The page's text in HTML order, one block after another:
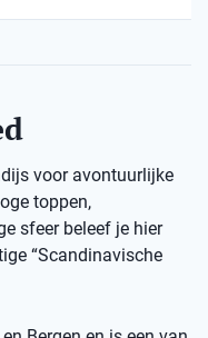
voor avontuurlijke
toppen,
sfeer beleef je hier
“Scandinavische